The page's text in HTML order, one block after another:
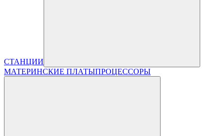
СТАНЦИИ
МАТЕРИНСКИЕ ПЛАТЫПРОЦЕССОРЫ